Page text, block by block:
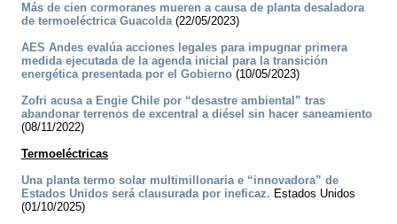
Más de cien cormoranes mueren a causa de planta desaladora
de termoeléctrica Guacolda(22/05/2023)
AES Andes evalúa acciones legales para impugnar primera
medida ejecutada de la agenda inicial para la transición
energética presentada por el Gobierno (10/05/2023)
Zofri acusa a Engie Chile por “desastre ambiental” tras
abandonar terrenos de excentral a diésel sin hacer saneamiento
(08/11/2022)
Termoeléctricas
Una planta termo solar multimillonaria e “innovadora” de
Estados Unidos será clausurada por ineficaz. Estados Unidos
(01/10/2025)